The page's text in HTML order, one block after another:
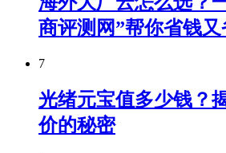
商评测网”帮你省钱又
7
光绪元宝值多少钱？
价的秘密